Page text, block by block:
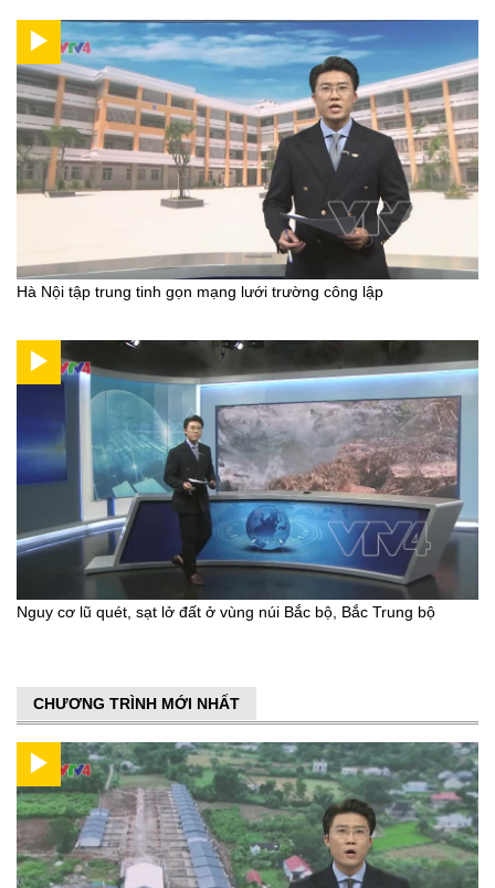
Hà Nội tập trung tinh gọn mạng lưới trường công lập
Nguy cơ lũ quét, sạt lở đất ở vùng núi Bắc bộ, Bắc Trung bộ
CHƯƠNG TRÌNH MỚI NHẤT